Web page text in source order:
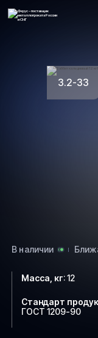
3.2-33
В наличии
Масса, кг:12
Стандарт
ГОСТ 1209-90